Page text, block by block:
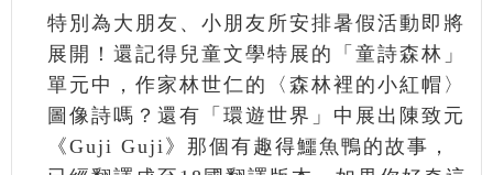
特別為大朋友、小朋友所安排暑假活動即將
展開！還記得兒童文學特展的「童詩森林」
單元中，作家林世仁的〈森林裡的小紅帽〉
圖像詩嗎？還有「環遊世界」中展出陳致元
《Guji Guji》那個有趣得鱷魚鴨的故事，